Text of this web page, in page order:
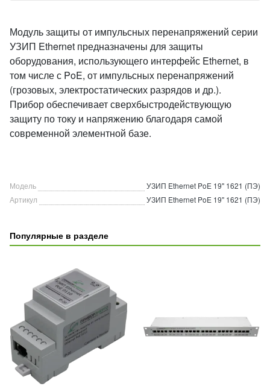
Модуль защиты от импульсных перенапряжений серии
УЗИП Ethernet предназначены для защиты
оборудования, использующего интерфейс Ethernet, в
том числе с PoE, от импульсных перенапряжений
(грозовых, электростатических разрядов и др.).
Прибор обеспечивает сверхбыстродействующую
защиту по току и напряжению благодаря самой
современной элементной базе.
Модель
УЗИП Ethernet PoE 19" 1621 (ПЭ)
Артикул
УЗИП Ethernet PoE 19" 1621 (ПЭ)
Популярные в разделе